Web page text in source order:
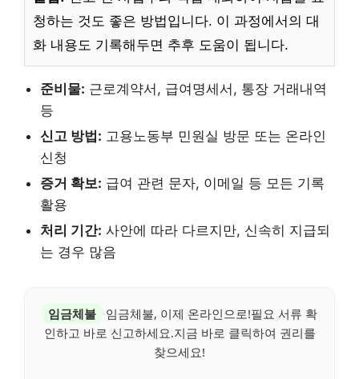
청하는 것도 좋은 방법입니다. 이 과정에서의 대
화 내용도 기록해두면 추후 도움이 됩니다.
준비물: 근로계약서, 급여명세서, 통장 거래내역
등
신고 방법: 고용노동부 민원실 방문 또는 온라인
신청
증거 확보: 급여 관련 문자, 이메일 등 모든 기록
활용
처리 기간: 사안에 따라 다르지만, 신속히 지급되
는 경우 많음
임금체불
임금체불, 이제 온라인으로!필요 서류 확
인하고 바로 신고하세요.지금 바로 클릭하여 권리를
찾으세요!